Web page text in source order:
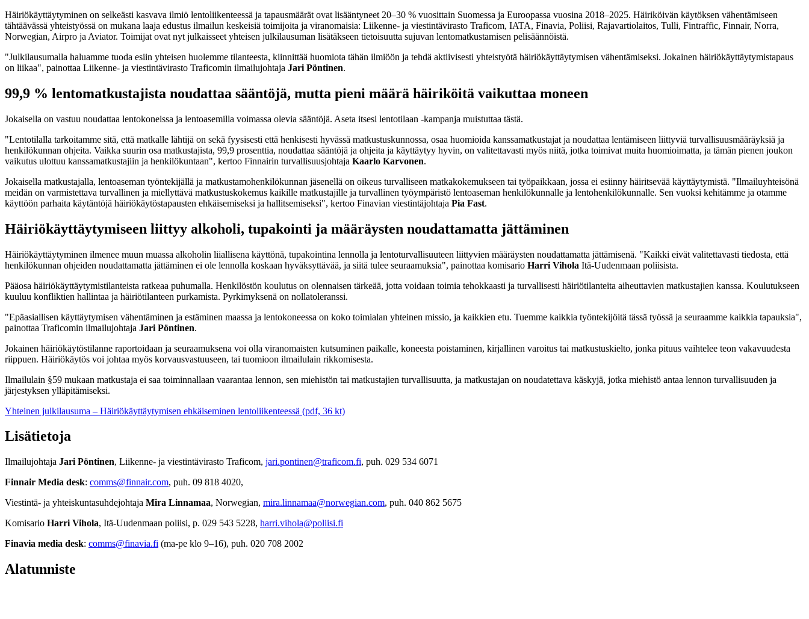
Häiriökäyttäytyminen on selkeästi kasvava ilmiö lentoliikenteessä ja tapausmäärät ovat lisääntyneet 20–30 % vuosittain Suomessa ja Euroopassa vuosina 2018–2025. Häiriköivän käytöksen vähentämiseen
tähtäävässä yhteistyössä on mukana laaja edustus ilmailun keskeisiä toimijoita ja viranomaisia: Liikenne- ja viestintävirasto Traficom, IATA, Finavia, Poliisi, Rajavartiolaitos, Tulli, Fintraffic, Finnair, Norra,
Norwegian, Airpro ja Aviator. Toimijat ovat nyt julkaisseet yhteisen julkilausuman lisätäkseen tietoisuutta sujuvan lentomatkustamisen pelisäännöistä.
"Julkilausumalla haluamme tuoda esiin yhteisen huolemme tilanteesta, kiinnittää huomiota tähän ilmiöön ja tehdä aktiivisesti yhteistyötä häiriökäyttäytymisen vähentämiseksi. Jokainen häiriökäyttäytymistapaus
on liikaa", painottaa Liikenne- ja viestintävirasto Traficomin ilmailujohtaja Jari Pöntinen.
99,9 % lentomatkustajista noudattaa sääntöjä, mutta pieni määrä häiriköitä vaikuttaa moneen
Jokaisella on vastuu noudattaa lentokoneissa ja lentoasemilla voimassa olevia sääntöjä. Aseta itsesi lentotilaan -kampanja muistuttaa tästä.
"Lentotilalla tarkoitamme sitä, että matkalle lähtijä on sekä fyysisesti että henkisesti hyvässä matkustuskunnossa, osaa huomioida kanssamatkustajat ja noudattaa lentämiseen liittyviä turvallisuusmääräyksiä ja
henkilökunnan ohjeita. Vaikka suurin osa matkustajista, 99,9 prosenttia, noudattaa sääntöjä ja ohjeita ja käyttäytyy hyvin, on valitettavasti myös niitä, jotka toimivat muita huomioimatta, ja tämän pienen joukon
vaikutus ulottuu kanssamatkustajiin ja henkilökuntaan", kertoo Finnairin turvallisuusjohtaja Kaarlo Karvonen.
Jokaisella matkustajalla, lentoaseman työntekijällä ja matkustamohenkilökunnan jäsenellä on oikeus turvalliseen matkakokemukseen tai työpaikkaan, jossa ei esiinny häiritsevää käyttäytymistä. "Ilmailuyhteisönä
meidän on varmistettava turvallinen ja miellyttävä matkustuskokemus kaikille matkustajille ja turvallinen työympäristö lentoaseman henkilökunnalle ja lentohenkilökunnalle. Sen vuoksi kehitämme ja otamme
käyttöön parhaita käytäntöjä häiriökäytöstapausten ehkäisemiseksi ja hallitsemiseksi", kertoo Finavian viestintäjohtaja Pia Fast.
Häiriökäyttäytymiseen liittyy alkoholi, tupakointi ja määräysten noudattamatta jättäminen
Häiriökäyttäytyminen ilmenee muun muassa alkoholin liiallisena käyttönä, tupakointina lennolla ja lentoturvallisuuteen liittyvien määräysten noudattamatta jättämisenä. "Kaikki eivät valitettavasti tiedosta, että
henkilökunnan ohjeiden noudattamatta jättäminen ei ole lennolla koskaan hyväksyttävää, ja siitä tulee seuraamuksia", painottaa komisario Harri Vihola Itä-Uudenmaan poliisista.
Pääosa häiriökäyttäytymistilanteista ratkeaa puhumalla. Henkilöstön koulutus on olennaisen tärkeää, jotta voidaan toimia tehokkaasti ja turvallisesti häiriötilanteita aiheuttavien matkustajien kanssa. Koulutukseen
kuuluu konfliktien hallintaa ja häiriötilanteen purkamista. Pyrkimyksenä on nollatoleranssi.
"Epäasiallisen käyttäytymisen vähentäminen ja estäminen maassa ja lentokoneessa on koko toimialan yhteinen missio, ja kaikkien etu. Tuemme kaikkia työntekijöitä tässä työssä ja seuraamme kaikkia tapauksia",
painottaa Traficomin ilmailujohtaja Jari Pöntinen.
Jokainen häiriökäytöstilanne raportoidaan ja seuraamuksena voi olla viranomaisten kutsuminen paikalle, koneesta poistaminen, kirjallinen varoitus tai matkustuskielto, jonka pituus vaihtelee teon vakavuudesta
riippuen. Häiriökäytös voi johtaa myös korvausvastuuseen, tai tuomioon ilmailulain rikkomisesta.
Ilmailulain §59 mukaan matkustaja ei saa toiminnallaan vaarantaa lennon, sen miehistön tai matkustajien turvallisuutta, ja matkustajan on noudatettava käskyjä, jotka miehistö antaa lennon turvallisuuden ja
järjestyksen ylläpitämiseksi.
Yhteinen julkilausuma – Häiriökäyttäytymisen ehkäiseminen lentoliikenteessä (pdf, 36 kt)
Lisätietoja
Ilmailujohtaja Jari Pöntinen, Liikenne- ja viestintävirasto Traficom, jari.pontinen@traficom.fi, puh. 029 534 6071
Finnair Media desk: comms@finnair.com, puh. 09 818 4020,
Viestintä- ja yhteiskuntasuhdejohtaja Mira Linnamaa, Norwegian, mira.linnamaa@norwegian.com, puh. 040 862 5675
Komisario Harri Vihola, Itä-Uudenmaan poliisi, p. 029 543 5228, harri.vihola@poliisi.fi
Finavia media desk: comms@finavia.fi (ma-pe klo 9–16), puh. 020 708 2002
Alatunniste